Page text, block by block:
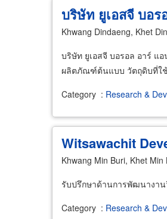
บริษัท ยูเอสจี บอร
Khwang Dindaeng, Khet
บริษัท ยูเอสจี บอรอล อาร์
ผลิตภัณฑ์ต้นแบบ วัตถุดิบที่ใ
Category : Research &
Witsawachit
Khwang Min Buri, Khet
รับปรึกษาด้านการพัฒนางา
Category : Research &